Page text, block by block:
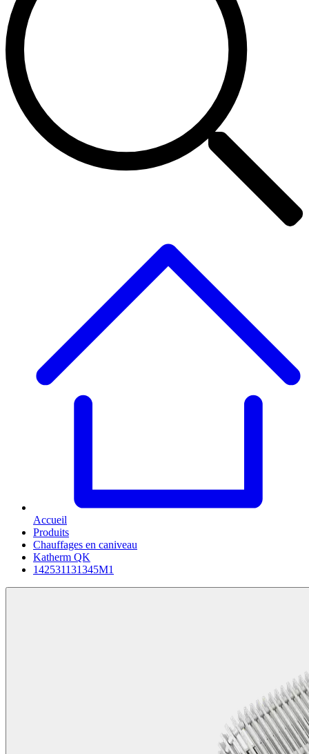
Accueil
Produits
Chauffages en caniveau
Katherm QK
142531131345M1